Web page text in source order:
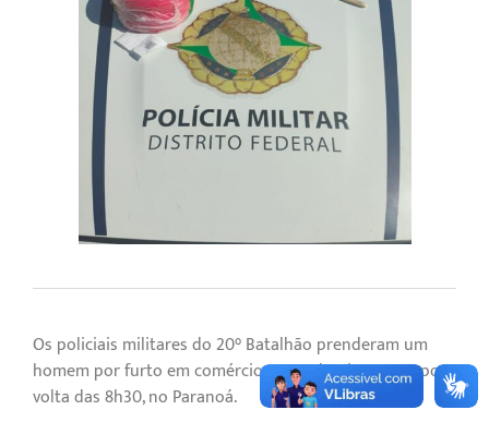
Os policiais militares do 20° Batalhão prenderam um
homem por furto em comércio neste domingo (23), por
volta das 8h30, no Paranoá.